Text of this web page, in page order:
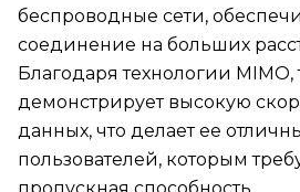
беспроводные сети,
соединение на больших
Благодаря технологии MIMO,
демонстрирует высокую
данных, что делает ее
пользователей, которым